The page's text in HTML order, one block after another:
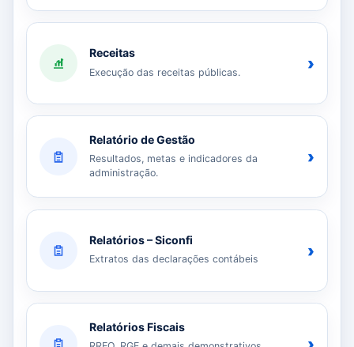
Receitas
Execução das receitas públicas. ›
Relatório de Gestão
Resultados, metas e indicadores da
administração.
›
Relatórios – Siconfi
Extratos das declarações contábeis ›
Relatórios Fiscais